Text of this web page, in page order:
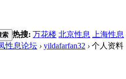
索 热搜: 万花楼 北京性息 上海性息
性息论坛 › yildafarfan32 › 个人资料